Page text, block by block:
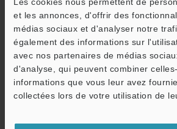
et les annonces, d'offrir des
médias sociaux et d'analyser notre
également des informations sur
avec nos partenaires de médias
d'analyse, qui peuvent combiner
informations que vous leur avez
collectées lors de votre utilisation de
Résistance à
l'environnement
Température
Résistance
Matériaux Unité